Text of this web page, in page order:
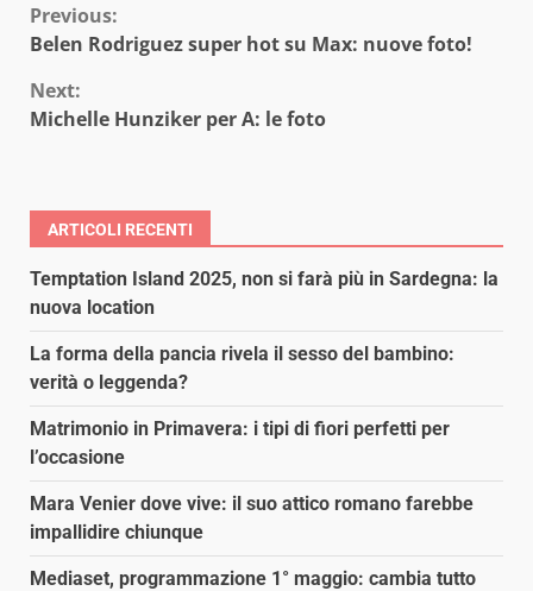
Continue
Reading
Previous:
Belen Rodriguez super hot su Max: nuove foto!
Next:
Michelle Hunziker per A: le foto
ARTICOLI RECENTI
Temptation Island 2025, non si farà più in Sardegna: la
nuova location
La forma della pancia rivela il sesso del bambino:
verità o leggenda?
Matrimonio in Primavera: i tipi di fiori perfetti per
l’occasione
Mara Venier dove vive: il suo attico romano farebbe
impallidire chiunque
Mediaset, programmazione 1° maggio: cambia tutto